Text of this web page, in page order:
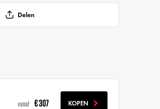
Delen
vanaf € 307 KOPEN